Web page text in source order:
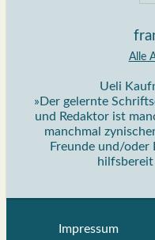
Alle
Ueli
»Der gelernte
und Redaktor ist
manchmal
Freunde und/oder
Impres­sum